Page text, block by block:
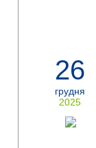
26
грудня
2025